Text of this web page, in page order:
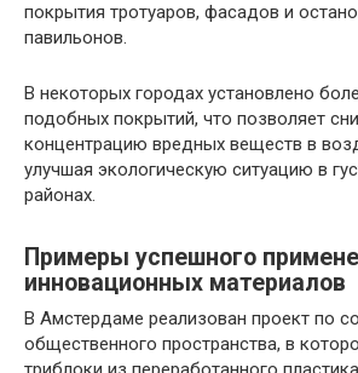
покрытия тротуаров, фасадов и
павильонов.
В некоторых городах установлено
подобных покрытий, что позволяет
концентрацию вредных веществ в
улучшая экологическую ситуацию в
районах.
Примеры успешного
инновационных материалов
В Амстердаме реализован проект по
общественного пространства, в